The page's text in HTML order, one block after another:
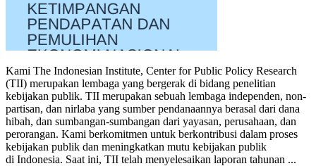
Kami The Indonesian Institute, Center for Public Policy Research
(TII) merupakan lembaga yang bergerak di bidang penelitian
kebijakan publik. TII merupakan sebuah lembaga independen, non-
partisan, dan nirlaba yang sumber pendanaannya berasal dari dana
hibah, dan sumbangan-sumbangan dari yayasan, perusahaan, dan
perorangan. Kami berkomitmen untuk berkontribusi dalam proses
kebijakan publik dan meningkatkan mutu kebijakan publik
di Indonesia. Saat ini, TII telah menyelesaikan laporan tahunan ...